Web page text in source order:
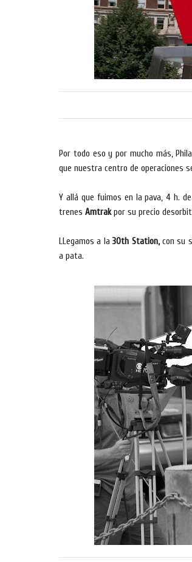
Por todo eso y por mucho más,
que nuestra centro de operaciones
Y allá que fuimos en la pava, 4 h.
trenes Amtrakpor su precio
LLegamos a la30th Station, con su
a pata.